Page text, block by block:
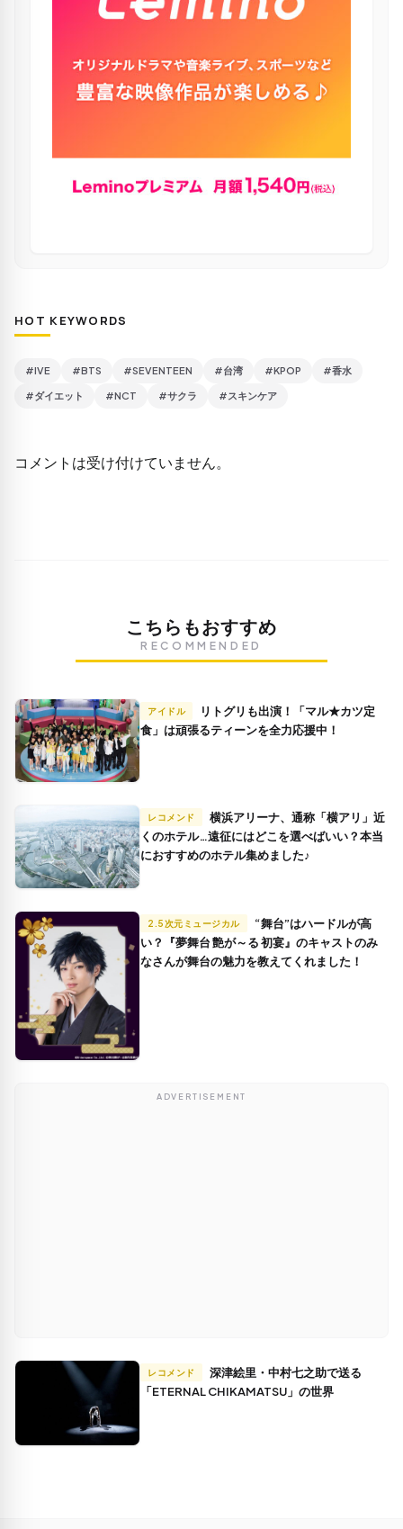
HOT KEYWORDS
#IVE #BTS #SEVENTEEN #台湾 #KPOP #香水
#ダイエット #NCT #サクラ #スキンケア
コメントは受け付けていません。
こちらもおすすめ
RECOMMENDED
アイドル
食」は頑張るティーンを全力応援中！
レコメンド
くのホテル…遠征にはどこを選べばいい？本当
におすすめのホテル集めました♪
2.5次元ミュージカル
い？『夢舞台 艶が～る 初宴』のキャストのみ
なさんが舞台の魅力を教えてくれました！
ADVERTISEMENT
レコメンド
「ETERNAL CHIKAMATSU」の世界